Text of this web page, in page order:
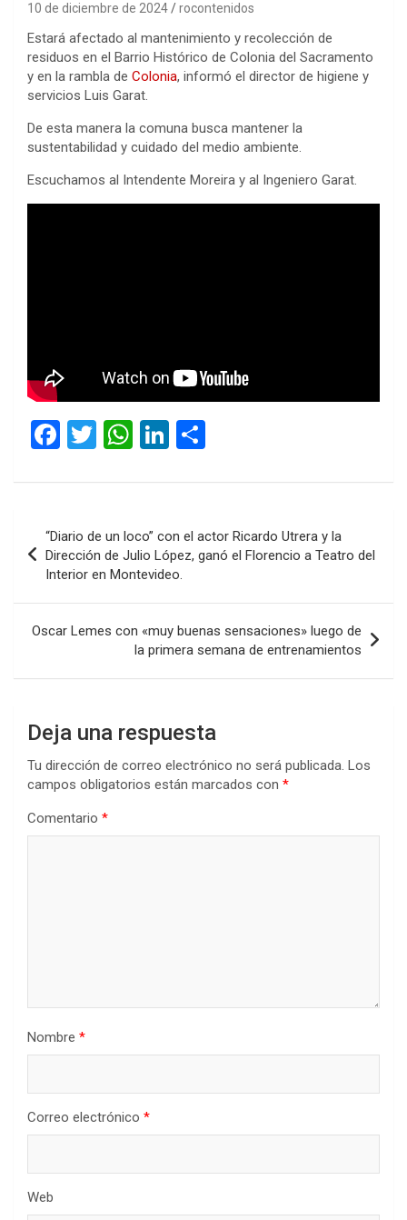
10 de diciembre de 2024 rocontenidos
Estará afectado al mantenimiento y recolección de
residuos en el Barrio Histórico de Colonia del Sacramento
y en la rambla de Colonia, informó el director de higiene y
servicios Luis Garat.
De esta manera la comuna busca mantener la
sustentabilidad y cuidado del medio ambiente.
Escuchamos al Intendente Moreira y al Ingeniero Garat.
F
ce
b
o
o
k
T
tt
W
at
A
p
p
Li
ke
dI
n
m
ar
de
entradas
“Diario de un loco” con el actor Ricardo Utrera y la
Dirección de Julio López, ganó el Florencio a Teatro del
Interior en Montevideo.
Oscar Lemes con «muy buenas sensaciones» luego de
la primera semana de entrenamientos
Deja una respuesta
Tu dirección de correo electrónico no será publicada. Los
campos obligatorios están marcados con *
Comentario *
Nombre *
Correo electrónico *
Web